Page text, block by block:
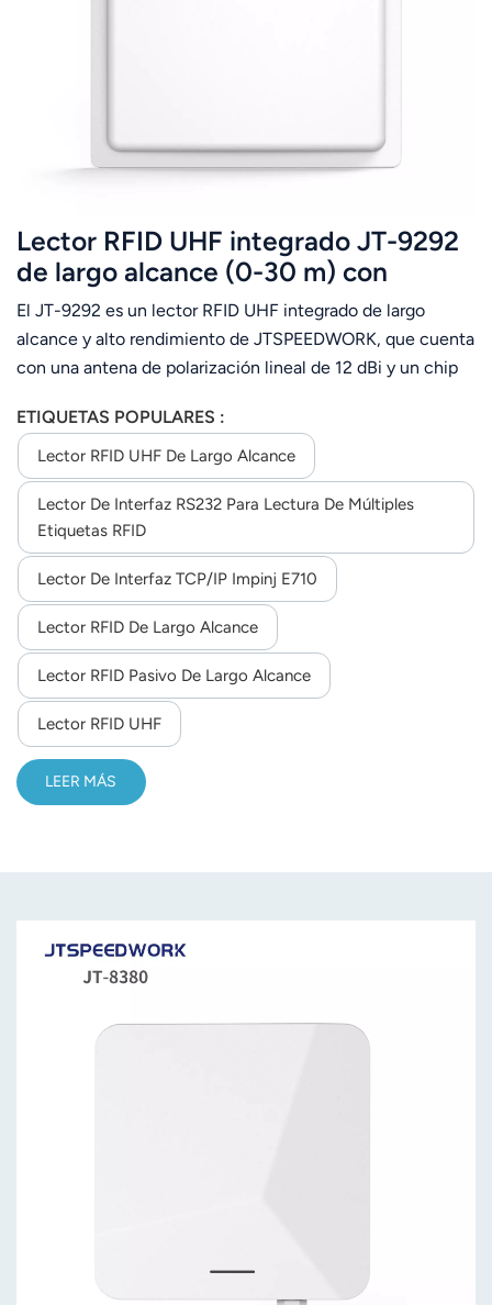
Lector RFID UHF integrado JT-9292
de largo alcance (0-30 m) con
lectura de múltiples etiquetas (860-
960 MHz).
El JT-9292 es un lector RFID UHF integrado de largo
alcance y alto rendimiento de JTSPEEDWORK, que cuenta
con una antena de polarización lineal de 12 dBi y un chip
ISO18000-6C y una frecuencia personalizable de 860-
960 MHz, con una potencia de RF ajustable de hasta 33
dBm.Con una distancia máxima de lectura de 30 m y
lectura de múltiples etiquetas (hasta 200 etiquetas),
ofrece comunicación flexible (RS232/TCP/IP/WiFi/4G),
compatibilidad con SDK para desarrollo secundario y
funcionamiento estable entre -40 °C y 65 °C, ideal para el
seguimiento de activos industriales y en exteriores.
ETIQUETAS POPULARES :
Lector RFID UHF De Largo Alcance
Lector De Interfaz RS232 Para Lectura De Múltiples
Etiquetas RFID
Lector De Interfaz TCP/IP Impinj E710
Lector RFID De Largo Alcance
Lector RFID Pasivo De Largo Alcance
Lector RFID UHF
LEER MÁS